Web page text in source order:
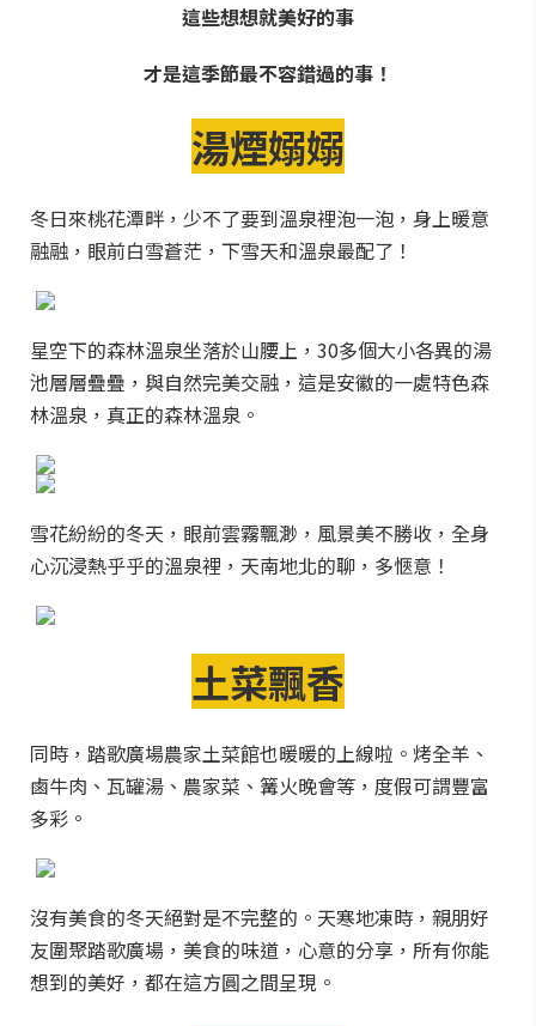
這些想想就美好的事
才是這季節最不容錯過的事！
湯煙嫋嫋
冬日來桃花潭畔，少不了要到溫泉裡泡一泡，身上暖意
融融，眼前白雪蒼茫，下雪天和溫泉最配了！
星空下的森林溫泉坐落於山腰上，30多個大小各異的湯
池層層疊疊，與自然完美交融，這是安徽的一處特色森
林溫泉，真正的森林溫泉。
雪花紛紛的冬天，眼前雲霧飄渺，風景美不勝收，全身
心沉浸熱乎乎的溫泉裡，天南地北的聊，多愜意！
土菜飄香
同時，踏歌廣場農家土菜館也暖暖的上線啦。烤全羊、
鹵牛肉、瓦罐湯、農家菜、篝火晚會等，度假可謂豐富
多彩。
沒有美食的冬天絕對是不完整的。天寒地凍時，親朋好
友圍聚踏歌廣場，美食的味道，心意的分享，所有你能
想到的美好，都在這方圓之間呈現。